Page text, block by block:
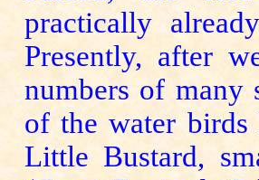
practically
Presently, after
numbers of many
of the water birds
Little Bustard,